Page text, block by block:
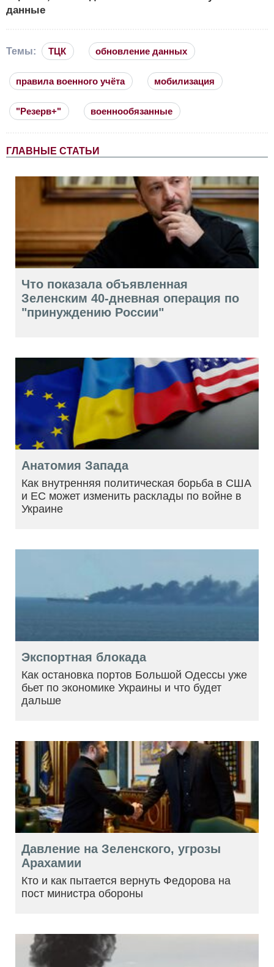
данные
Темы: ТЦК обновление данных
правила военного учёта мобилизация
"Резерв+" военнообязанные
ГЛАВНЫЕ СТАТЬИ
Что показала объявленная
Зеленским 40-дневная операция по
"принуждению России"
Анатомия Запада
Как внутренняя политическая борьба в США
и ЕС может изменить расклады по войне в
Украине
Экспортная блокада
Как остановка портов Большой Одессы уже
бьет по экономике Украины и что будет
дальше
Давление на Зеленского, угрозы
Арахамии
Кто и как пытается вернуть Федорова на
пост министра обороны